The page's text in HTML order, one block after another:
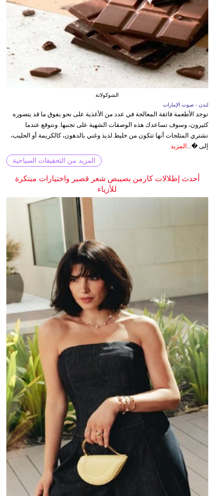
الشوكولاتة
لندن - صوت الإمارات
توجد الأطعمة فائقة المعالجة في عدد من الأغذية على نحو يفوق ما قد يتصوره
كثيرون، وسوف تساعدك هذه الوصفات الشهية على تجنبها. ونتوقع عندما
نشتري المثلجات أنها تتكون من خليط لذيذ وغني بالدهون، كالكريمة أو الحليب،
إلى �... المزيد
المزيد من التحقيقات السياحية
أحدث إطلالات كارمن بصيبص شعر قصير واختيارات مبتكرة
للأزياء